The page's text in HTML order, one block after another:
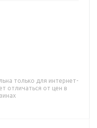
только для интернет-
отличаться от цен в